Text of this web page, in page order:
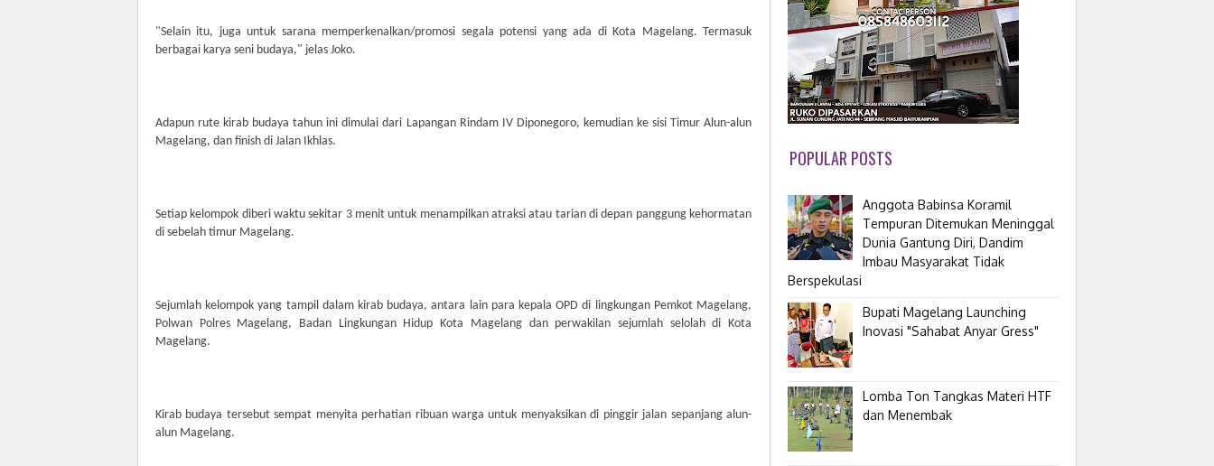
"Selain itu, juga untuk sarana memperkenalkan/promosi segala potensi yang ada di Kota Magelang. Termasuk
berbagai karya seni budaya," jelas Joko.
Adapun rute kirab budaya tahun ini dimulai dari Lapangan Rindam IV Diponegoro, kemudian ke sisi Timur Alun-alun
Magelang, dan finish di Jalan Ikhlas.
Setiap kelompok diberi waktu sekitar 3 menit untuk menampilkan atraksi atau tarian di depan panggung kehormatan
di sebelah timur Magelang.
Sejumlah kelompok yang tampil dalam kirab budaya, antara lain para kepala OPD di lingkungan Pemkot Magelang,
Polwan Polres Magelang, Badan Lingkungan Hidup Kota Magelang dan perwakilan sejumlah selolah di Kota
Magelang.
Kirab budaya tersebut sempat menyita perhatian ribuan warga untuk menyaksikan di pinggir jalan sepanjang alun-
alun Magelang.
POPULAR POSTS
Anggota Babinsa Koramil
Tempuran Ditemukan Meninggal
Dunia Gantung Diri, Dandim
Imbau Masyarakat Tidak
Berspekulasi
Bupati Magelang Launching
Inovasi "Sahabat Anyar Gress"
Lomba Ton Tangkas Materi HTF
dan Menembak